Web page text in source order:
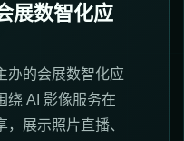
展数智化应
办的会展数智化应
绕 AI 影像服务在
展示照片直播、